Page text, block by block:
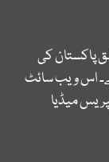
پاکستان کی
اس ویب سائٹ
میڈیا